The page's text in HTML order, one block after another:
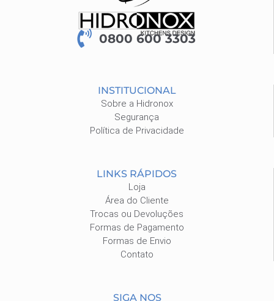
0800 600 3303
INSTITUCIONAL
Sobre a Hidronox
Segurança
Política de Privacidade
LINKS RÁPIDOS
Loja
Área do Cliente
Trocas ou Devoluções
Formas de Pagamento
Formas de Envio
Contato
SIGA NOS